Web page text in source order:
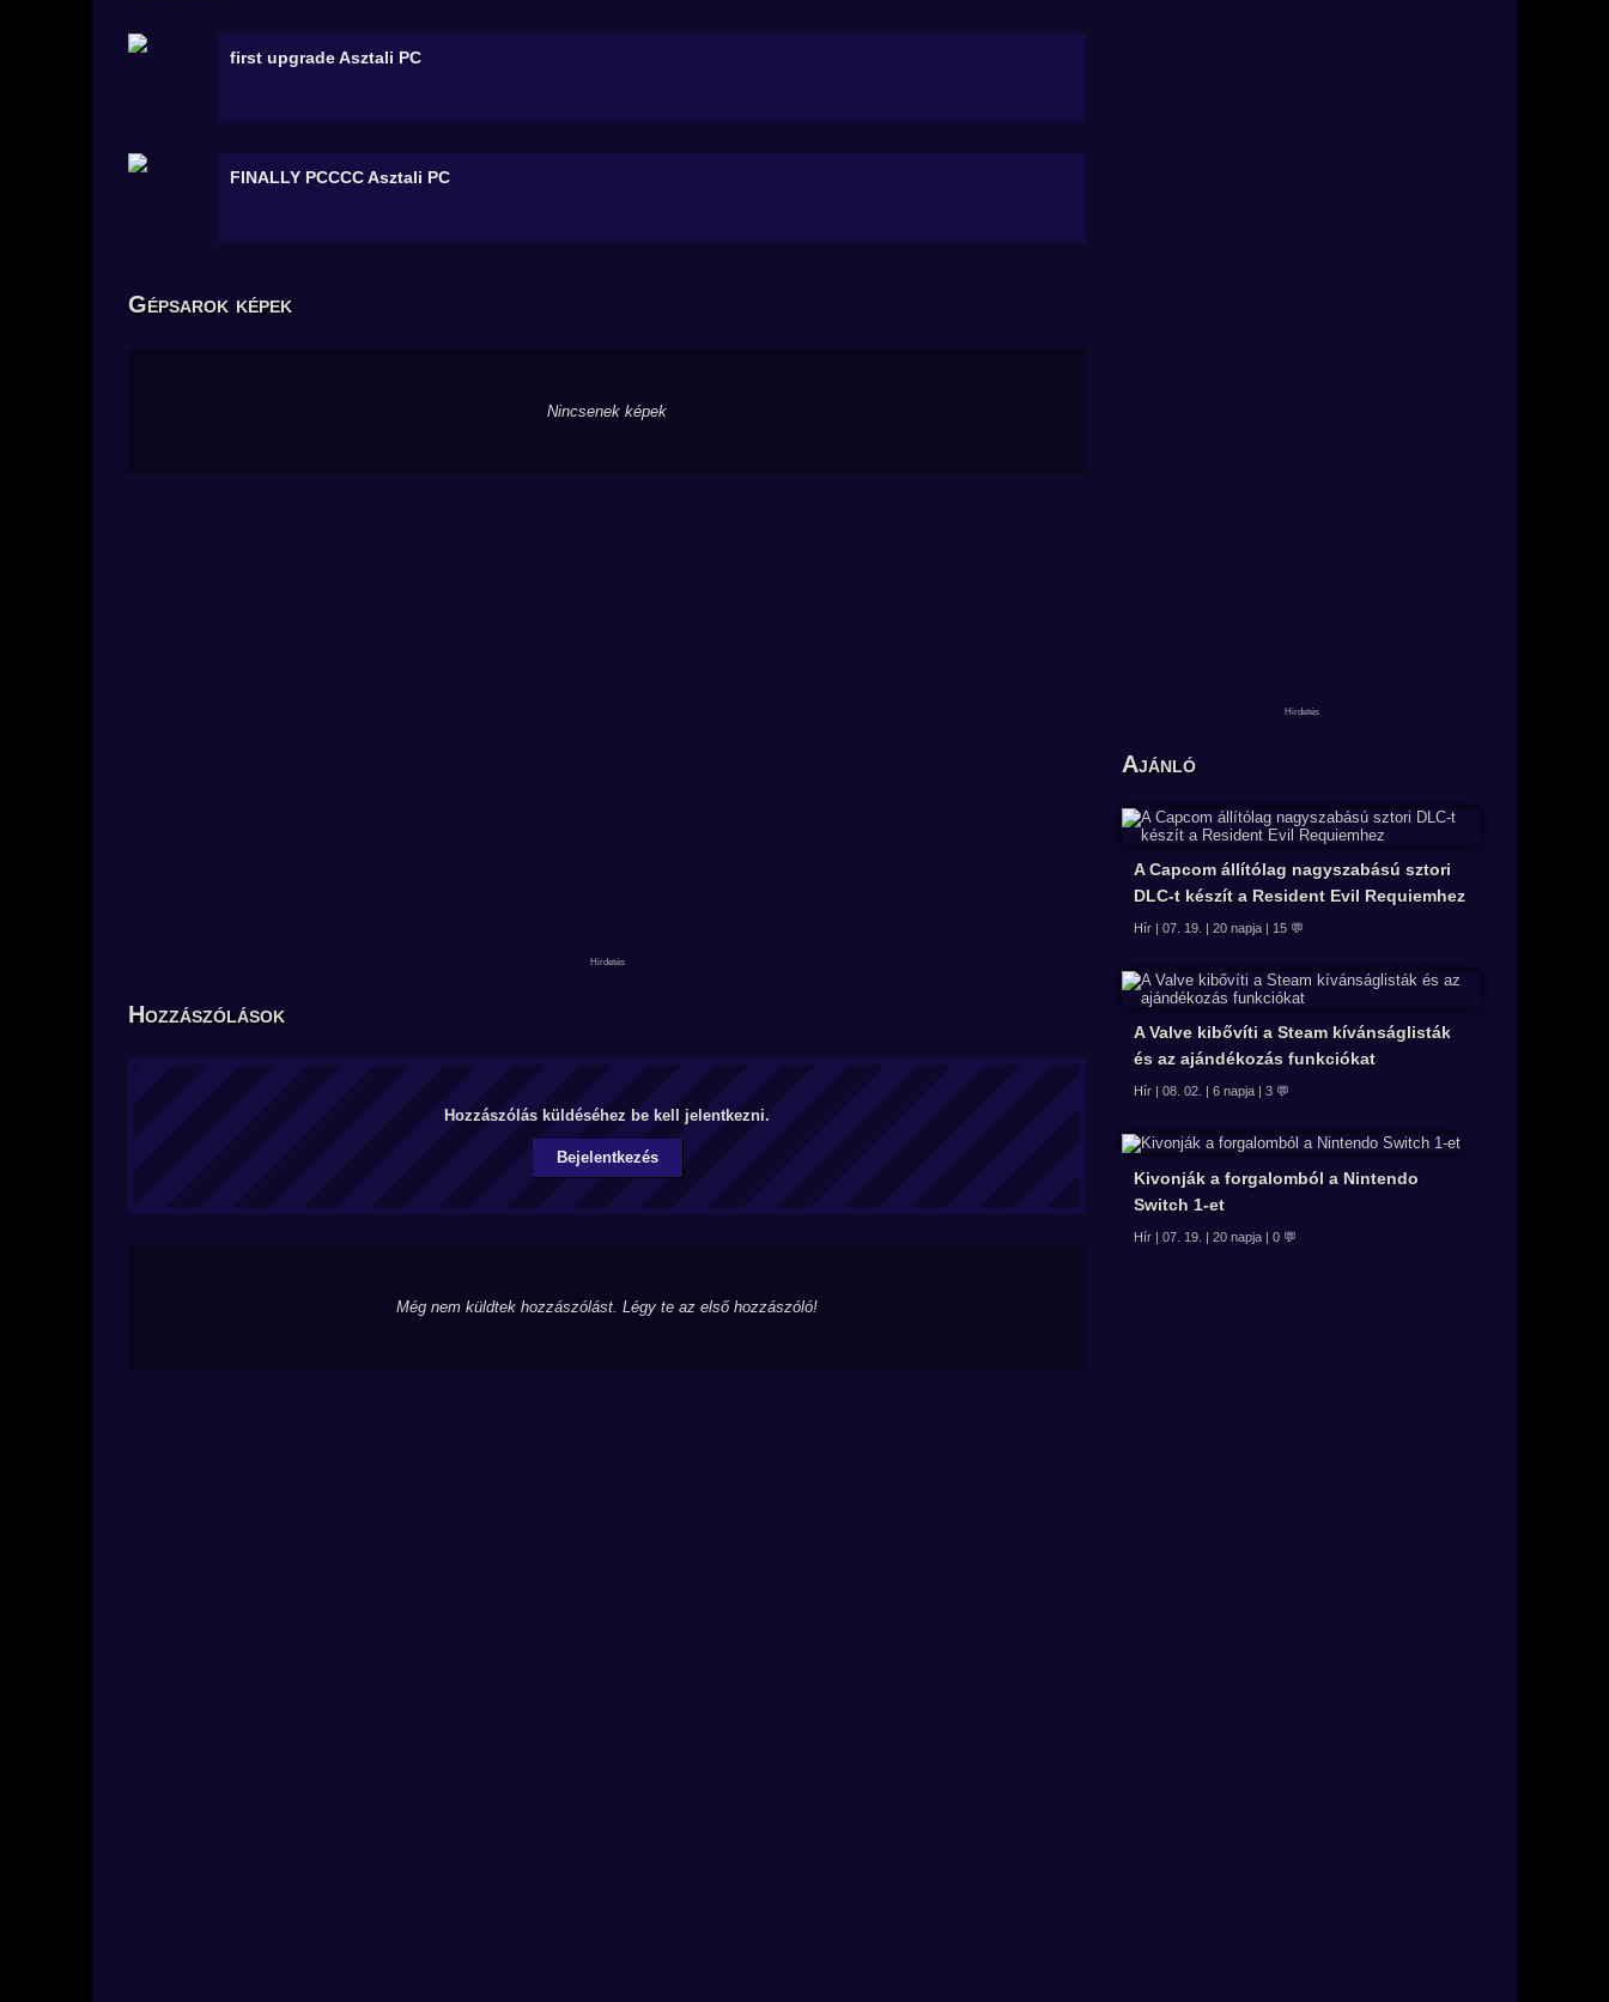
first upgradeAsztali PC
FINALLY PCCCCAsztali PC
Gépsarok képek
Nincsenek képek
Hozzászólások
Hozzászólás küldéséhez be kell jelentkezni.
Bejelentkezés
Még nem küldtek hozzászólást. Légy te az első hozzászóló!
Ajánló
A Capcom állítólag nagyszabású sztori
DLC-t készít a Resident Evil Requiemhez
Hír | 07. 19. | 20 napja | 15 💬
A Valve kibővíti a Steam kívánságlisták
és az ajándékozás funkciókat
Hír | 08. 02. | 6 napja | 3 💬
Kivonják a forgalomból a Nintendo
Switch 1-et
Hír | 07. 19. | 20 napja | 0 💬